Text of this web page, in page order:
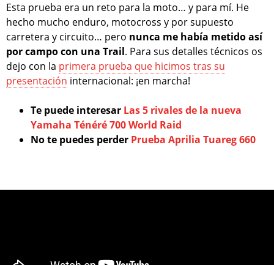
Esta prueba era un reto para la moto… y para mí. He
hecho mucho enduro, motocross y por supuesto
carretera y circuito… pero nunca me había metido así
por campo con una Trail. Para sus detalles técnicos os
dejo con la primera prueba que hicimos tras su
presentación internacional: ¡en marcha!
Te puede interesar Las 5 rivales de la nueva
Yamaha Ténéré 700 World Raid
No te puedes perder Prueba Aprilia Tuareg 660